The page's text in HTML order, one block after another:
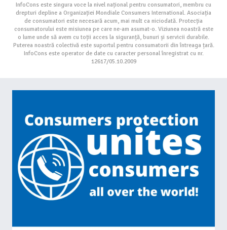
InfoCons este singura voce la nivel național pentru consumatori, membru cu
drepturi depline a Organizației Mondiale Consumers International. Asociația
de consumatori este necesară acum, mai mult ca niciodată. Protecția
consumatorului este misiunea pe care ne-am asumat-o. Viziunea noastră este
o lume unde să avem cu toții acces la siguranță, bunuri și servicii durabile.
Puterea noastră colectivă este suportul pentru consumatorii din întreaga țară.
InfoCons este operator de date cu caracter personal înregistrat cu nr.
12617/05.10.2009